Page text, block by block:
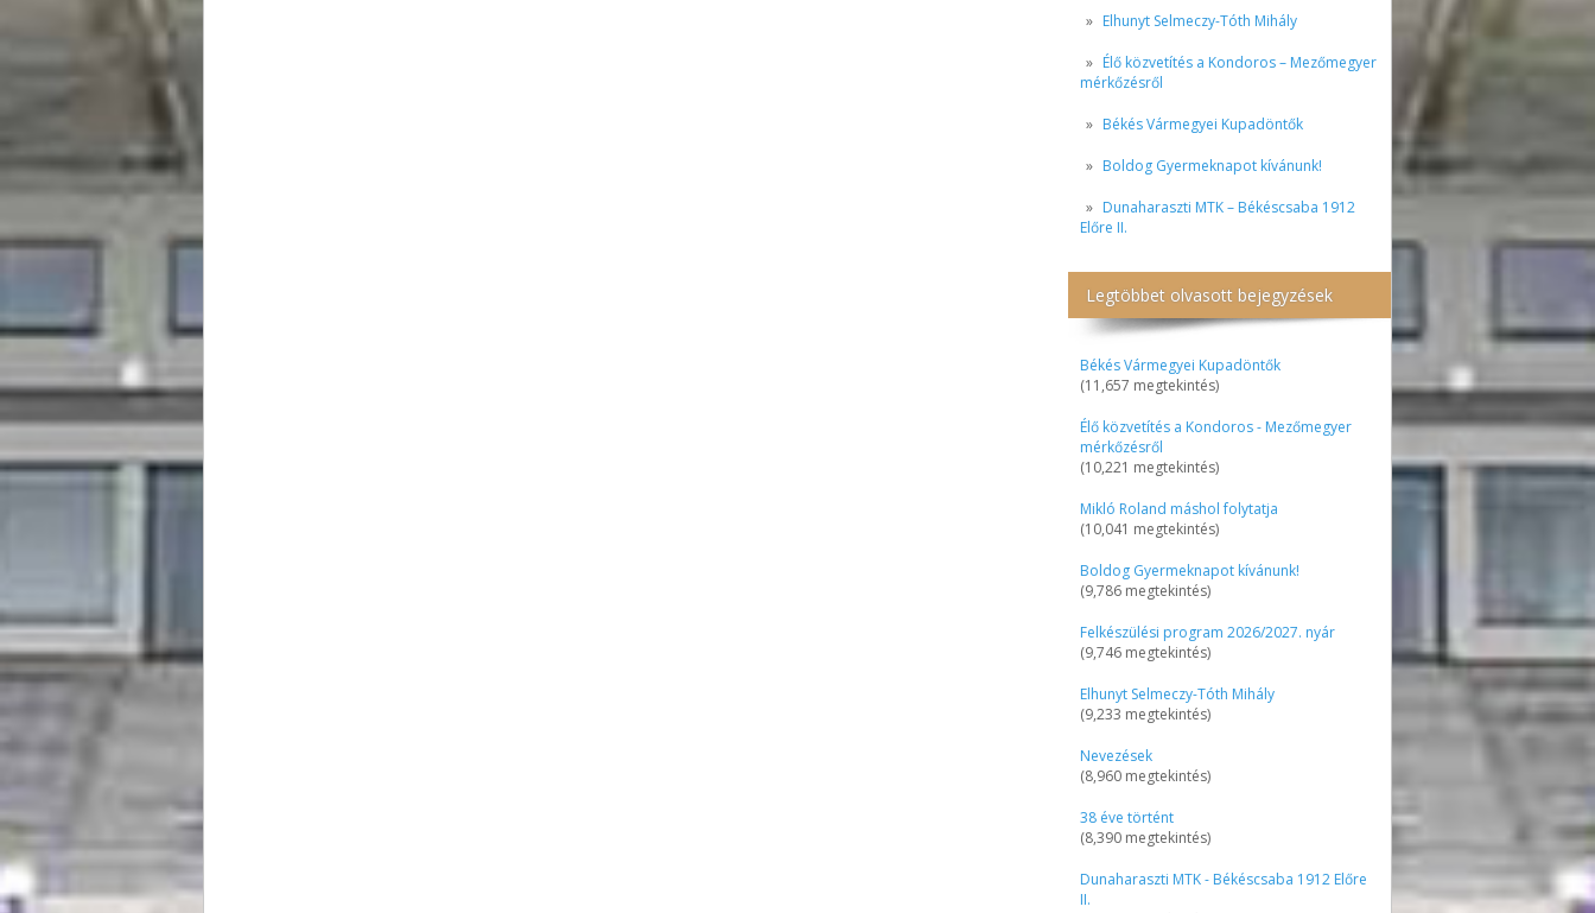
Elhunyt Selmeczy-Tóth Mihály
Élő közvetítés a Kondoros – Mezőmegyer
mérkőzésről
Békés Vármegyei Kupadöntők
Boldog Gyermeknapot kívánunk!
Dunaharaszti MTK – Békéscsaba 1912
Előre II.
Legtöbbet olvasott bejegyzések
Békés Vármegyei Kupadöntők
(11,657 megtekintés)
Élő közvetítés a Kondoros - Mezőmegyer
mérkőzésről
(10,221 megtekintés)
Mikló Roland máshol folytatja
(10,041 megtekintés)
Boldog Gyermeknapot kívánunk!
(9,786 megtekintés)
Felkészülési program 2026/2027. nyár
(9,746 megtekintés)
Elhunyt Selmeczy-Tóth Mihály
(9,233 megtekintés)
Nevezések
(8,960 megtekintés)
38 éve történt
(8,390 megtekintés)
Dunaharaszti MTK - Békéscsaba 1912 Előre
II.